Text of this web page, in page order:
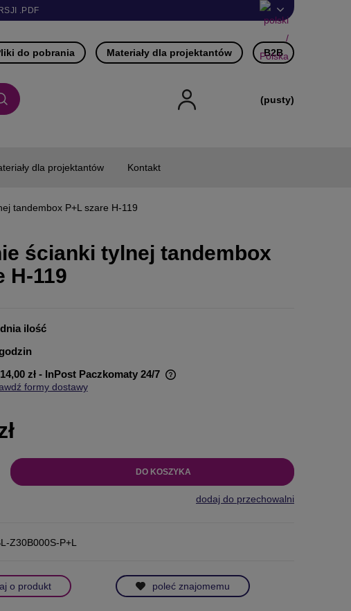
.PDF
do pobrania Materiały dla projektantów B2B
(pusty)
dla projektantów Kontakt
tandembox P+L szare H-119
ścianki tylnej tandembox
H-119
ilość
zł - InPost Paczkomaty 24/7
formy dostawy
DO KOSZYKA
dodaj do przechowalni
Z30B000S-P+L
o produkt poleć znajomemu